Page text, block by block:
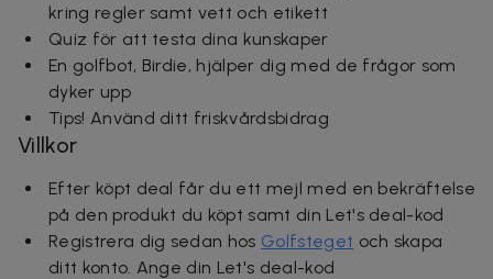
kring regler samt vett och etikett
Quiz för att testa dina kunskaper
En golfbot, Birdie, hjälper dig med de frågor som
dyker upp
Tips! Använd ditt friskvårdsbidrag
Villkor
Efter köpt deal får du ett mejl med en bekräftelse
på den produkt du köpt samt din Let's deal-kod
Registrera dig sedan hos Golfsteget och skapa
ditt konto. Ange din Let's deal-kod